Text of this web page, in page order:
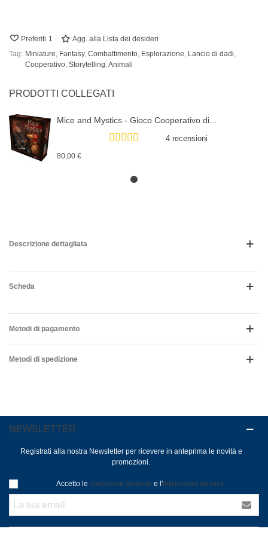
Preferiti 1
Agg. alla Lista dei desideri
Tag: Miniature, Fantasy, Combattimento, Esplorazione, Lancio di dadi,
Cooperativo, Storytelling,Animali
PRODOTTI COLLEGATI
Mice and Mystics - Gioco Cooperativo di...
4 recensioni
80,00 €
Descrizione dettagliata
Scheda
Metodi di pagamento
Metodi di spedizione
NEWSLETTER
Registrati alla nostra Newsletter per ricevere in anteprima le novità e
promozioni.
Accetto le condizioni generali e l'informativa privacy